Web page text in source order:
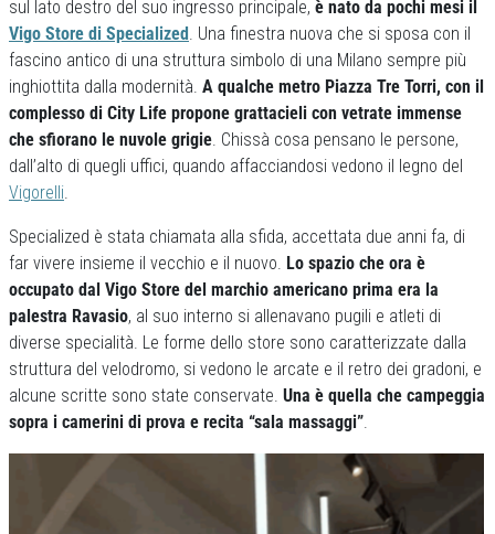
sul lato destro del suo ingresso principale, è nato da pochi mesi il
Vigo Store di Specialized. Una finestra nuova che si sposa con il
fascino antico di una struttura simbolo di una Milano sempre più
inghiottita dalla modernità. A qualche metro Piazza Tre Torri, con il
complesso di City Life propone grattacieli con vetrate immense
che sfiorano le nuvole grigie. Chissà cosa pensano le persone,
dall’alto di quegli uffici, quando affacciandosi vedono il legno del
Vigorelli.
Specialized è stata chiamata alla sfida, accettata due anni fa, di
far vivere insieme il vecchio e il nuovo. Lo spazio che ora è
occupato dal Vigo Store del marchio americano prima era la
palestra Ravasio, al suo interno si allenavano pugili e atleti di
diverse specialità. Le forme dello store sono caratterizzate dalla
struttura del velodromo, si vedono le arcate e il retro dei gradoni, e
alcune scritte sono state conservate. Una è quella che campeggia
sopra i camerini di prova e recita “sala massaggi”.